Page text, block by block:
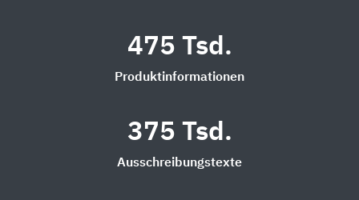
475 Tsd.
Produktinformationen
375 Tsd.
Ausschreibungstexte